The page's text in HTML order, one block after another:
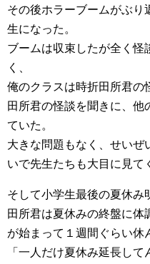
その後ホラーブームがぶり
生になった。
ブームは収束したが全く怪
く、
俺のクラスは時折田所君の
田所君の怪談を聞きに、他
ていた。
大きな問題もなく、せいぜ
いで先生たちも大目に見て
そして小学生最後の夏休み
田所君は夏休みの終盤に体
が始まって１週間ぐらい休
「一人だけ夏休み延長し